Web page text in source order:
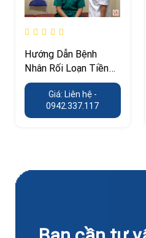
Hướng Dẫn Bệnh
Nhân Rối Loạn Tiền
Đình Tập Vận Động
Giá: Liên hệ -
0942.337.117